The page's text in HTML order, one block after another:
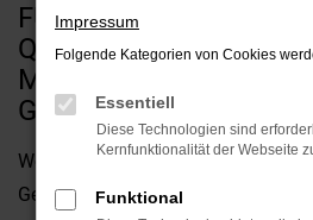
FÜR CLEVERSPARER
QUALITÄTSFANS IN
MASERATI GHIBLI
GEBRAUCHTWAGEN
Wenn Sie Ihren Autokauf für
Gesichtspunkten der Vernunft
Impressum
Folgende Kategorien von Cookies
Essentiell
Diese Technologien sind
Kernfunktionalität der Webseite
Funktional